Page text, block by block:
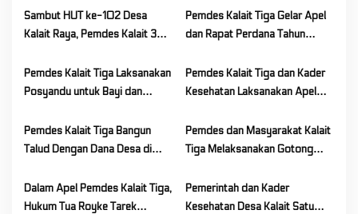
g
a
i
o
Sambut HUT ke-102 Desa
Kalait Raya, Pemdes Kalait 3
Minum
Pemdes Kalait Tiga Gelar Apel
dan Rapat Perdana Tahun
Pemdes Kalait Tiga Laksanakan
Posyandu untuk Bayi dan
Pemdes Kalait Tiga dan Kader
Kesehatan Laksanakan Apel
Pemdes Kalait Tiga Bangun
Talud Dengan Dana Desa di
Pemdes dan Masyarakat Kalait
Tiga Melaksanakan Gotong
Dalam Apel Pemdes Kalait Tiga,
Hukum Tua Royke Tarek
Pemerintah dan Kader
Kesehatan Desa Kalait Satu